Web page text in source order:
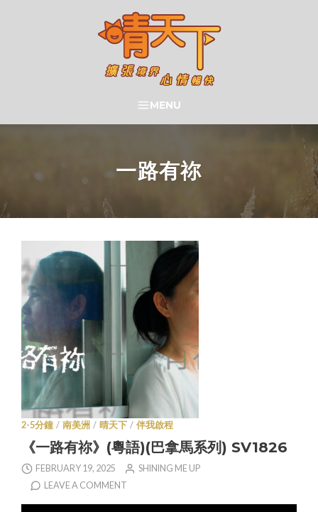
晴天下 SHININGMEUP
SEARCH
MENU
一路有祢
2-5分鐘 / 南美洲 / 晴天下 / 伴我啟程
《一路有祢》(粵語)(巴拿馬系列) SV1826
FEBRUARY 19, 2025
SHINING ME UP
LEAVE A COMMENT